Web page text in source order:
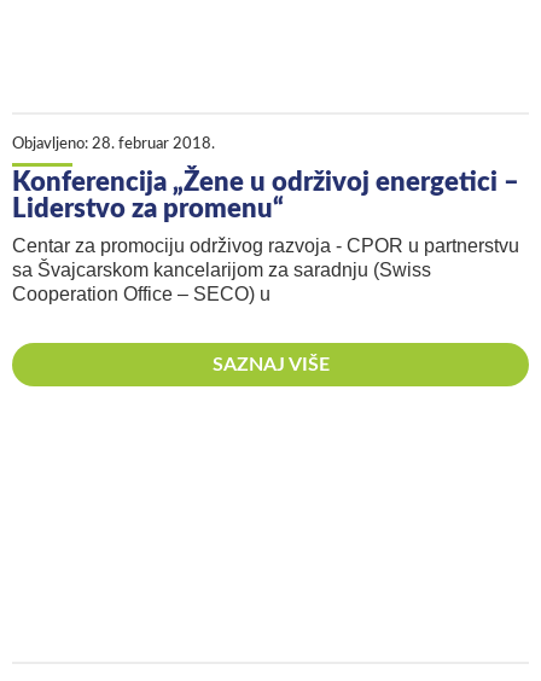
Objavljeno: 28. februar 2018.
Konferencija „Žene u održivoj energetici –
Liderstvo za promenu“
Centar za promociju održivog razvoja - CPOR u partnerstvu
sa Švajcarskom kancelarijom za saradnju (Swiss
Cooperation Office – SECO) u
SAZNAJ VIŠE